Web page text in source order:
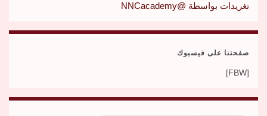
تغريدات بواسطة @NNCacademy
صفحتنا على فيسبوك
[FBW]